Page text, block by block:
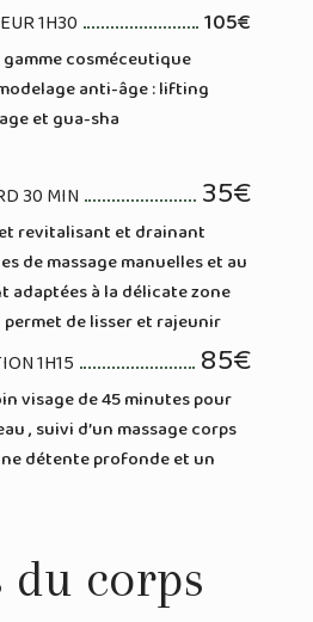
1H30 105€
cosméceutique
anti-âge : lifting
et gua-sha
30 MIN 35€
revitalisant et drainant
de massage manuelles et au
adaptées à la délicate zone
de lisser et rajeunir
1H15 85€
visage de 45 minutes pour
, suivi d’un massage corps
détente profonde et un
du corps